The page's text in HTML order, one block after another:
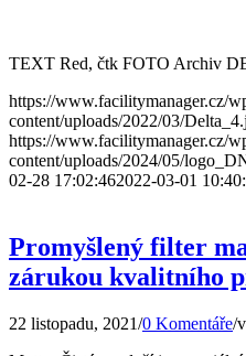
TEXT Red, čtk FOTO Archiv
https://www.facilitymanager.cz/
content/uploads/2022/03/
https://www.facilitymanager.cz/
content/uploads/2024/05/
02-28 17:02:462022-03-01
Promyšlený filter
zárukou kvalitního
22 listopadu, 2021/0 Komentáře/v